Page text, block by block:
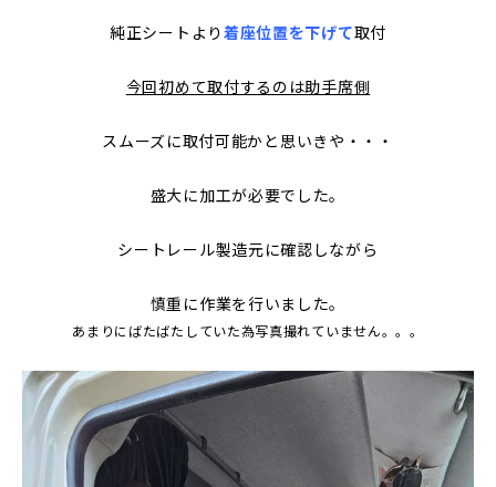
純正シートより 着座位置を下げて取付
今回初めて取付するのは助手席側
スムーズに取付可能かと思いきや・・・
盛大に加工が必要でした。
シートレール製造元に確認しながら
慎重に作業を行いました。
あまりにばたばたしていた為写真撮れていません。。。